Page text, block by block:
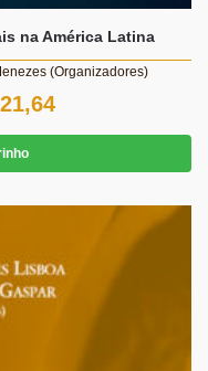
na América Latina
(Organizadores)
O
preço
atual
é:
R$221,64.